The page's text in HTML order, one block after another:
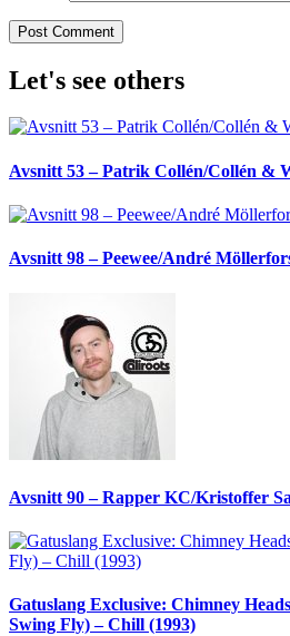
Let's see others
Avsnitt 53 – Patrik Collén/Collén &
Avsnitt 98 – Peewee/André
Avsnitt 90 – Rapper KC/Kristoffer
Gatuslang Exclusive: Chimney
Swing Fly) – Chill (1993)